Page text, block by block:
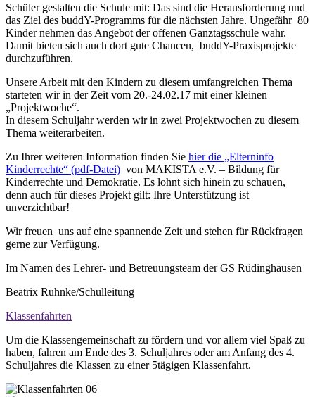
Schüler gestalten die Schule mit: Das sind die Herausforderung und
das Ziel des buddY-Programms für die nächsten Jahre. Ungefähr 80
Kinder nehmen das Angebot der offenen Ganztagsschule wahr.
Damit bieten sich auch dort gute Chancen, buddY-Praxisprojekte
durchzuführen.
Unsere Arbeit mit den Kindern zu diesem umfangreichen Thema
starteten wir in der Zeit vom 20.-24.02.17 mit einer kleinen
„Projektwoche“.
In diesem Schuljahr werden wir in zwei Projektwochen zu diesem
Thema weiterarbeiten.
Zu Ihrer weiteren Information finden Sie hier die „Elterninfo
Kinderrechte“ (pdf-Datei) von MAKISTA e.V. – Bildung für
Kinderrechte und Demokratie. Es lohnt sich hinein zu schauen,
denn auch für dieses Projekt gilt: Ihre Unterstützung ist
unverzichtbar!
Wir freuen uns auf eine spannende Zeit und stehen für Rückfragen
gerne zur Verfügung.
Im Namen des Lehrer- und Betreuungsteam der GS Rüdinghausen
Beatrix Ruhnke/Schulleitung
Klassenfahrten
Um die Klassengemeinschaft zu fördern und vor allem viel Spaß zu
haben, fahren am Ende des 3. Schuljahres oder am Anfang des 4.
Schuljahres die Klassen zu einer 5tägigen Klassenfahrt.